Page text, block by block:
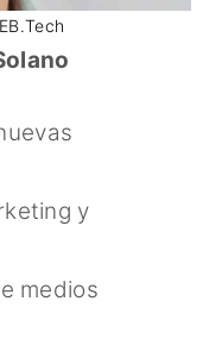
y
medios